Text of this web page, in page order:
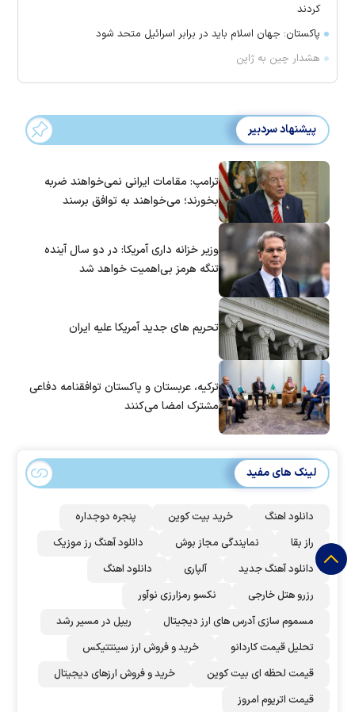
کردند
پاکستان: جهان اسلام باید در برابر اسرائیل متحد شود
هشدار چین به ژاپن
پیشنهاد سردبیر
ترامپ: مقامات ایرانی نمی‌خواهند ضربه
بخورند؛ می‌خواهند به توافق برسند
وزیر خزانه داری آمریکا: در دو سال آینده
تنگه هرمز بی‌اهمیت خواهد شد
تحریم های جدید آمریکا علیه ایران
ترکیه، عربستان و پاکستان توافقنامه دفاعی
مشترک امضا می‌کنند
لینک های مفید
دانلود اهنگ خرید بیت کوین
پنجره دوجداره
راز بقا
نمایندگی مجاز بوش
دانلود آهنگ رز‌ موزیک
دانلود آهنگ جدید
آلپاری
دانلود اهنگ
رزرو هتل خارجی
نکسو رمزارزی نوآور
مسموم سازی آدرس های ارز دیجیتال
ریپل در مسیر رشد
تحلیل قیمت کاردانو
خرید و فروش ارز سینتتیکس
قیمت لحظه ای بیت کوین
خرید و فروش ارزهای دیجیتال
قیمت اتریوم امروز